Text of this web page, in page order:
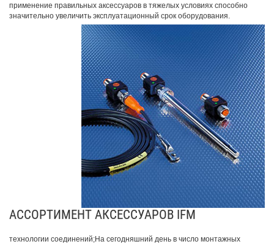
применение правильных аксессуаров в тяжелых условиях способно
значительно увеличить эксплуатационный срок оборудования.
АССОРТИМЕНТ АКСЕССУАРОВ IFM
технологии соединений;На сегодняшний день в число монтажных